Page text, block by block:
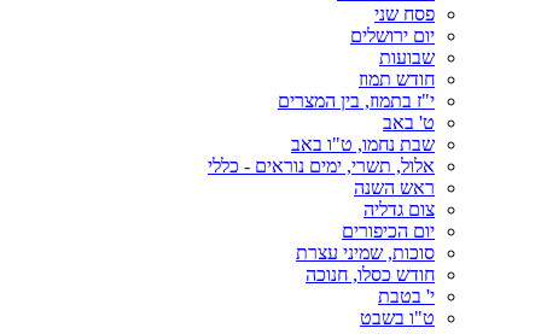
פסח שני
יום ירושלים
שבועות
חודש תמוז
י"ז בתמוז, בין המצרים
ט' באב
שבת נחמו, ט"ו באב
אלול, תשרי, ימים נוראים - כללי
ראש השנה
צום גדליה
יום הכיפורים
סוכות, שמיני עצרת
חודש כסלו, חנוכה
י' בטבת
ט"ו בשבט